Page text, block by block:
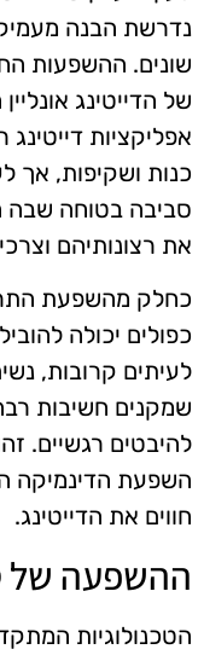
נדרשת הבנה
שונים. ההשפעות
של הדייטינג
אפליקציות
כנות ושקיפות, אך
סביבה בטוחה שבה
את רצונותיהם
כחלק מהשפעת
כפולים יכולה
לעיתים קרובות,
שמקנים חשיבות
להיבטים רגשיים.
השפעת הדינמיקה
חווים את הדייטינג.
ההשפעה של
הטכנולוגיות